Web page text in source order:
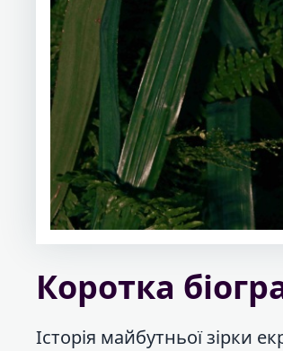
Коротка
Історія майбутньої зірки